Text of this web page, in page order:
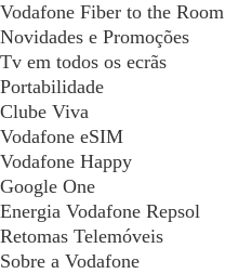
Vodafone Fiber to the Room
Novidades e Promoções
Tv em todos os ecrãs
Portabilidade
Clube Viva
Vodafone eSIM
Vodafone Happy
Google One
Energia Vodafone Repsol
Retomas Telemóveis
Sobre a Vodafone